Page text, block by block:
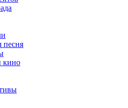
песня
кино